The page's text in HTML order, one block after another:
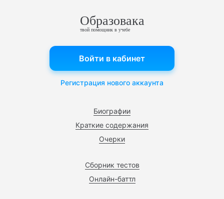
Образовака
твой помощник в учебе
Биографии
Краткие содержания
Очерки
Сборник тестов
Онлайн-баттл
Войти в кабинет
Регистрация нового аккаунта